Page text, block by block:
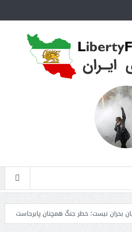
خطر جنگ همچنان پابرجاست ایران؛